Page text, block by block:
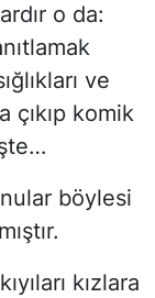
o da:
ve
çıkıp komik
böylesi
kızlara